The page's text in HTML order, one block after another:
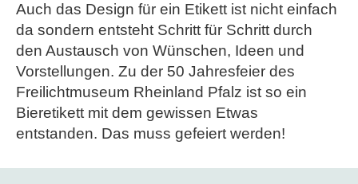
Auch das Design für ein Etikett ist nicht einfach
da sondern entsteht Schritt für Schritt durch
den Austausch von Wünschen, Ideen und
Vorstellungen. Zu der 50 Jahresfeier des
Freilichtmuseum Rheinland Pfalz ist so ein
Bieretikett mit dem gewissen Etwas
entstanden. Das muss gefeiert werden!